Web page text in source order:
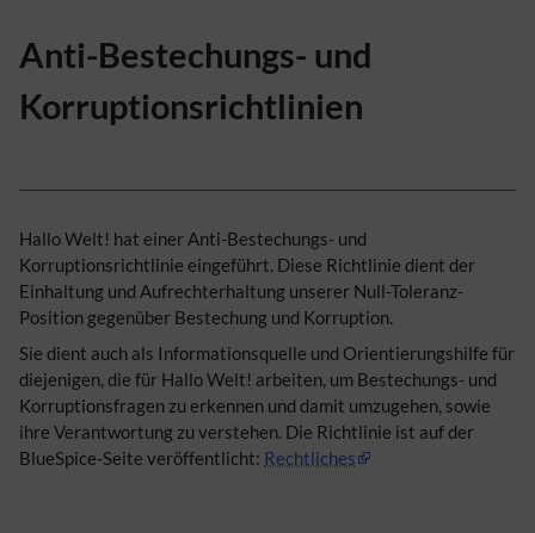
Anti-Bestechungs- und
Korruptionsrichtlinien
Hallo Welt! hat einer Anti-Bestechungs- und
Korruptionsrichtlinie eingeführt. Diese Richtlinie dient der
Einhaltung und Aufrechterhaltung unserer Null-Toleranz-
Position gegenüber Bestechung und Korruption.
Sie dient auch als Informationsquelle und Orientierungshilfe für
diejenigen, die für Hallo Welt! arbeiten, um Bestechungs- und
Korruptionsfragen zu erkennen und damit umzugehen, sowie
ihre Verantwortung zu verstehen. Die Richtlinie ist auf der
BlueSpice-Seite veröffentlicht: Rechtliches